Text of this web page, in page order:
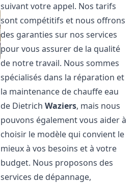
suivant votre appel. Nos tarifs
sont compétitifs et nous offrons
des garanties sur nos services
pour vous assurer de la qualité
de notre travail. Nous sommes
spécialisés dans la réparation et
la maintenance de chauffe eau
de DietrichWaziers, mais nous
pouvons également vous aider à
choisir le modèle qui convient le
mieux à vos besoins et à votre
budget. Nous proposons des
services de dépannage,